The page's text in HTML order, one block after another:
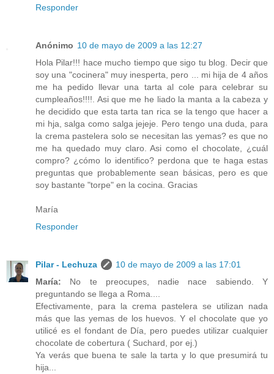
Responder
Anónimo 10 de mayo de 2009 a las 12:27
Hola Pilar!!! hace mucho tiempo que sigo tu blog. Decir que
soy una "cocinera" muy inesperta, pero ... mi hija de 4 años
me ha pedido llevar una tarta al cole para celebrar su
cumpleaños!!!!. Asi que me he liado la manta a la cabeza y
he decidido que esta tarta tan rica se la tengo que hacer a
mi hja, salga como salga jejeje. Pero tengo una duda, para
la crema pastelera solo se necesitan las yemas? es que no
me ha quedado muy claro. Asi como el chocolate, ¿cuál
compro? ¿cómo lo identifico? perdona que te haga estas
preguntas que probablemente sean básicas, pero es que
soy bastante "torpe" en la cocina. Gracias
María
Responder
Pilar - Lechuza
10 de mayo de 2009 a las 17:01
María: No te preocupes, nadie nace sabiendo. Y
preguntando se llega a Roma....
Efectivamente, para la crema pastelera se utilizan nada
más que las yemas de los huevos. Y el chocolate que yo
utilicé es el fondant de Día, pero puedes utilizar cualquier
chocolate de cobertura ( Suchard, por ej.)
Ya verás que buena te sale la tarta y lo que presumirá tu
hija...